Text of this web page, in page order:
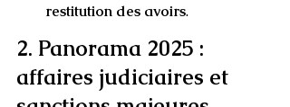
restitution des avoirs.
2. Panorama 2025 :
affaires judiciaires et